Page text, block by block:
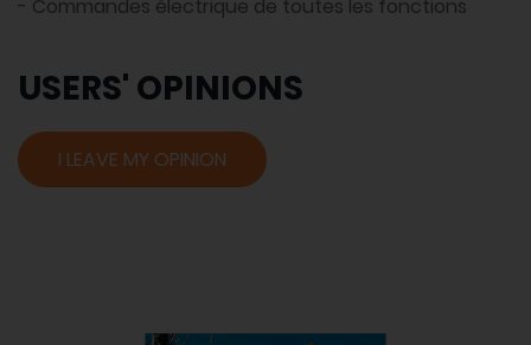
- Commandes électrique de toutes les fonctions
USERS' OPINIONS
I LEAVE MY OPINION